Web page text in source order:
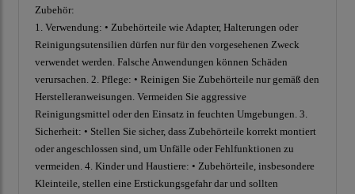
Zubehör:
1. Verwendung: • Zubehörteile wie Adapter, Halterungen oder
Reinigungsutensilien dürfen nur für den vorgesehenen Zweck
verwendet werden. Falsche Anwendungen können Schäden
verursachen. 2. Pflege: • Reinigen Sie Zubehörteile nur gemäß den
Herstelleranweisungen. Vermeiden Sie aggressive
Reinigungsmittel oder den Einsatz in feuchten Umgebungen. 3.
Sicherheit: • Stellen Sie sicher, dass Zubehörteile korrekt montiert
oder angeschlossen sind, um Unfälle oder Fehlfunktionen zu
vermeiden. 4. Kinder und Haustiere: • Zubehörteile, insbesondere
Kleinteile, stellen eine Erstickungsgefahr dar und sollten